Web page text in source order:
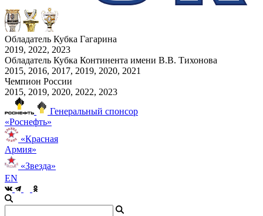
Обладатель Кубка Гагарина
2019, 2022, 2023
Обладатель Кубка Континента имени В.В. Тихонова
2015, 2016, 2017, 2019, 2020, 2021
Чемпион России
2015, 2019, 2020, 2022, 2023
Генеральный спонсор
«Роснефть»
«Красная
Армия»
«Звезда»
EN